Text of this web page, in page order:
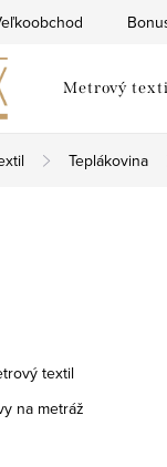
Metrový
Teplákovina
textil
na metráž